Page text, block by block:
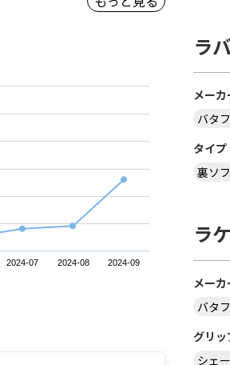
2024-07 2024-08 2024-09
ラ
メーカ
バタ
タイプ
裏ソ
ラ
メーカ
バタ
グリッ
シェ